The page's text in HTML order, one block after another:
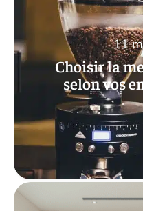
Choisir la
selon vos
11